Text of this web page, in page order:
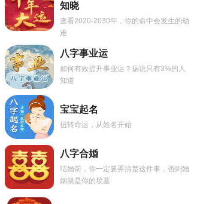
知晓
查看2020-2030年，你的命中会发生的劫
难
八字事业运
如何有效提升事业运？据说只有3%的人
知道
宝宝起名
扭转命运，从姓名开始
八字合婚
结婚前，你一定要弄清楚这件事，否则婚
姻就是你的坟墓